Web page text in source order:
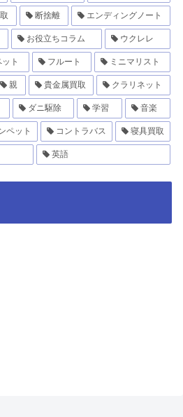
断捨離 エンディングノート
お役立ちコラム ウクレレ
ト フルート ミニマリスト
親 貴金属買取 クラリネット
ダニ駆除 学習 音楽
ペット コントラバス 寝具買取
英語